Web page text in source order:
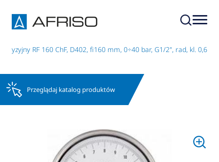
RF 160 ChF, D402, fi160 mm, 0÷40 bar, G1/2", rad, kl. 0,6
Przeglądaj katalog produktów